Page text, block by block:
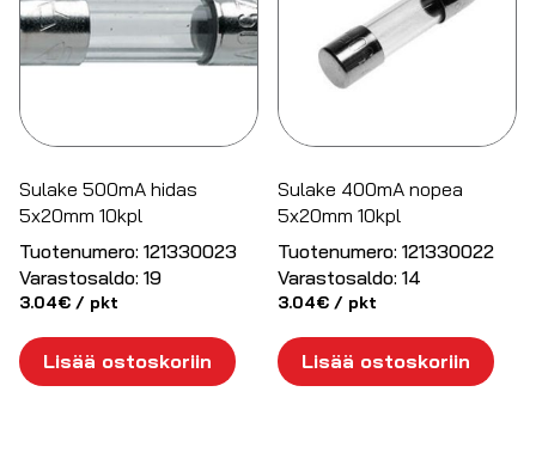
Sulake 500mA hidas
5x20mm 10kpl
Tuotenumero: 121330023
Varastosaldo: 19
3.04€ / pkt
Lisää ostoskoriin
Sulake 400mA nopea
5x20mm 10kpl
Tuotenumero: 121330022
Varastosaldo: 14
3.04€ / pkt
Lisää ostoskoriin